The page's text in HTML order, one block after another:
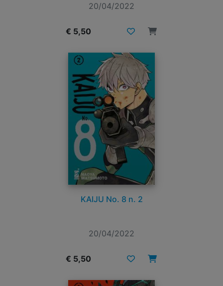
20/04/2022
€ 5,50
KAIJU No. 8 n. 2
20/04/2022
€ 5,50